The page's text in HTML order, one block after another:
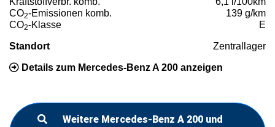
CO2-Emissionen komb.
139 g/km
CO2-Klasse E
Standort Zentrallager
Details zum Mercedes-Benz A 200 anzeigen
Weitere Mercedes-Benz A 200 und